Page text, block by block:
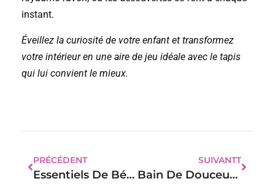
instant.
Éveillez la curiosité de votre enfant et transformez
votre intérieur en une aire de jeu idéale avec le tapis
qui lui convient le mieux.
PRÉCÉDENT
Essentiels De Bébé : Les Meilleurs Produits Pour Nouveaux-Nés
SUIVANTT
Bain De Douceur : Secrets Pour Un Moment En Toute Sécurité Avec Bébé